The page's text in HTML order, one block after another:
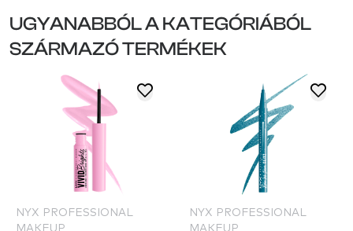
UGYANABBÓL A KATEGÓRIÁBÓL
SZÁRMAZÓ TERMÉKEK
NYX PROFESSIONAL
MAKEUP
NYX PROFESSIONAL
MAKEUP